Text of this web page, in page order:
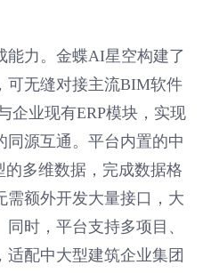
能力。金蝶AI星空构建了
可无缝对接主流BIM软件
企业现有ERP模块，实现
同源互通。平台内置的中
多维数据，完成数据格
需额外开发大量接口，大
时，平台支持多项目、
适配中大型建筑企业集团